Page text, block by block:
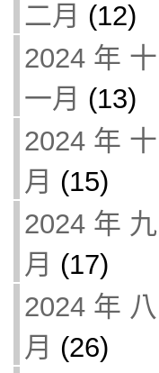
二月 (12)
2024 年 十
一月 (13)
2024 年 十
月 (15)
2024 年 九
月 (17)
2024 年 八
月 (26)